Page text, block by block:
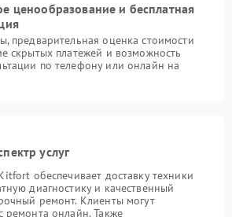
ценообразование и бесплатная
предварительная оценка стоимости
скрытых платежей и возможность
по телефону или онлайн на
услуг
обеспечивает доставку техники
диагностику и качественный
ремонт. Клиенты могут
ремонта онлайн. Также